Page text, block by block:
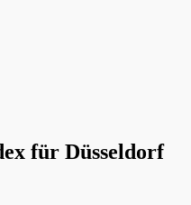
für Düsseldorf